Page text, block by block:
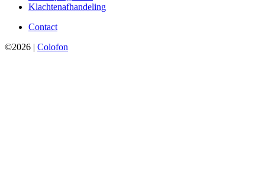
Klachtenafhandeling
Contact
©2026 | Colofon